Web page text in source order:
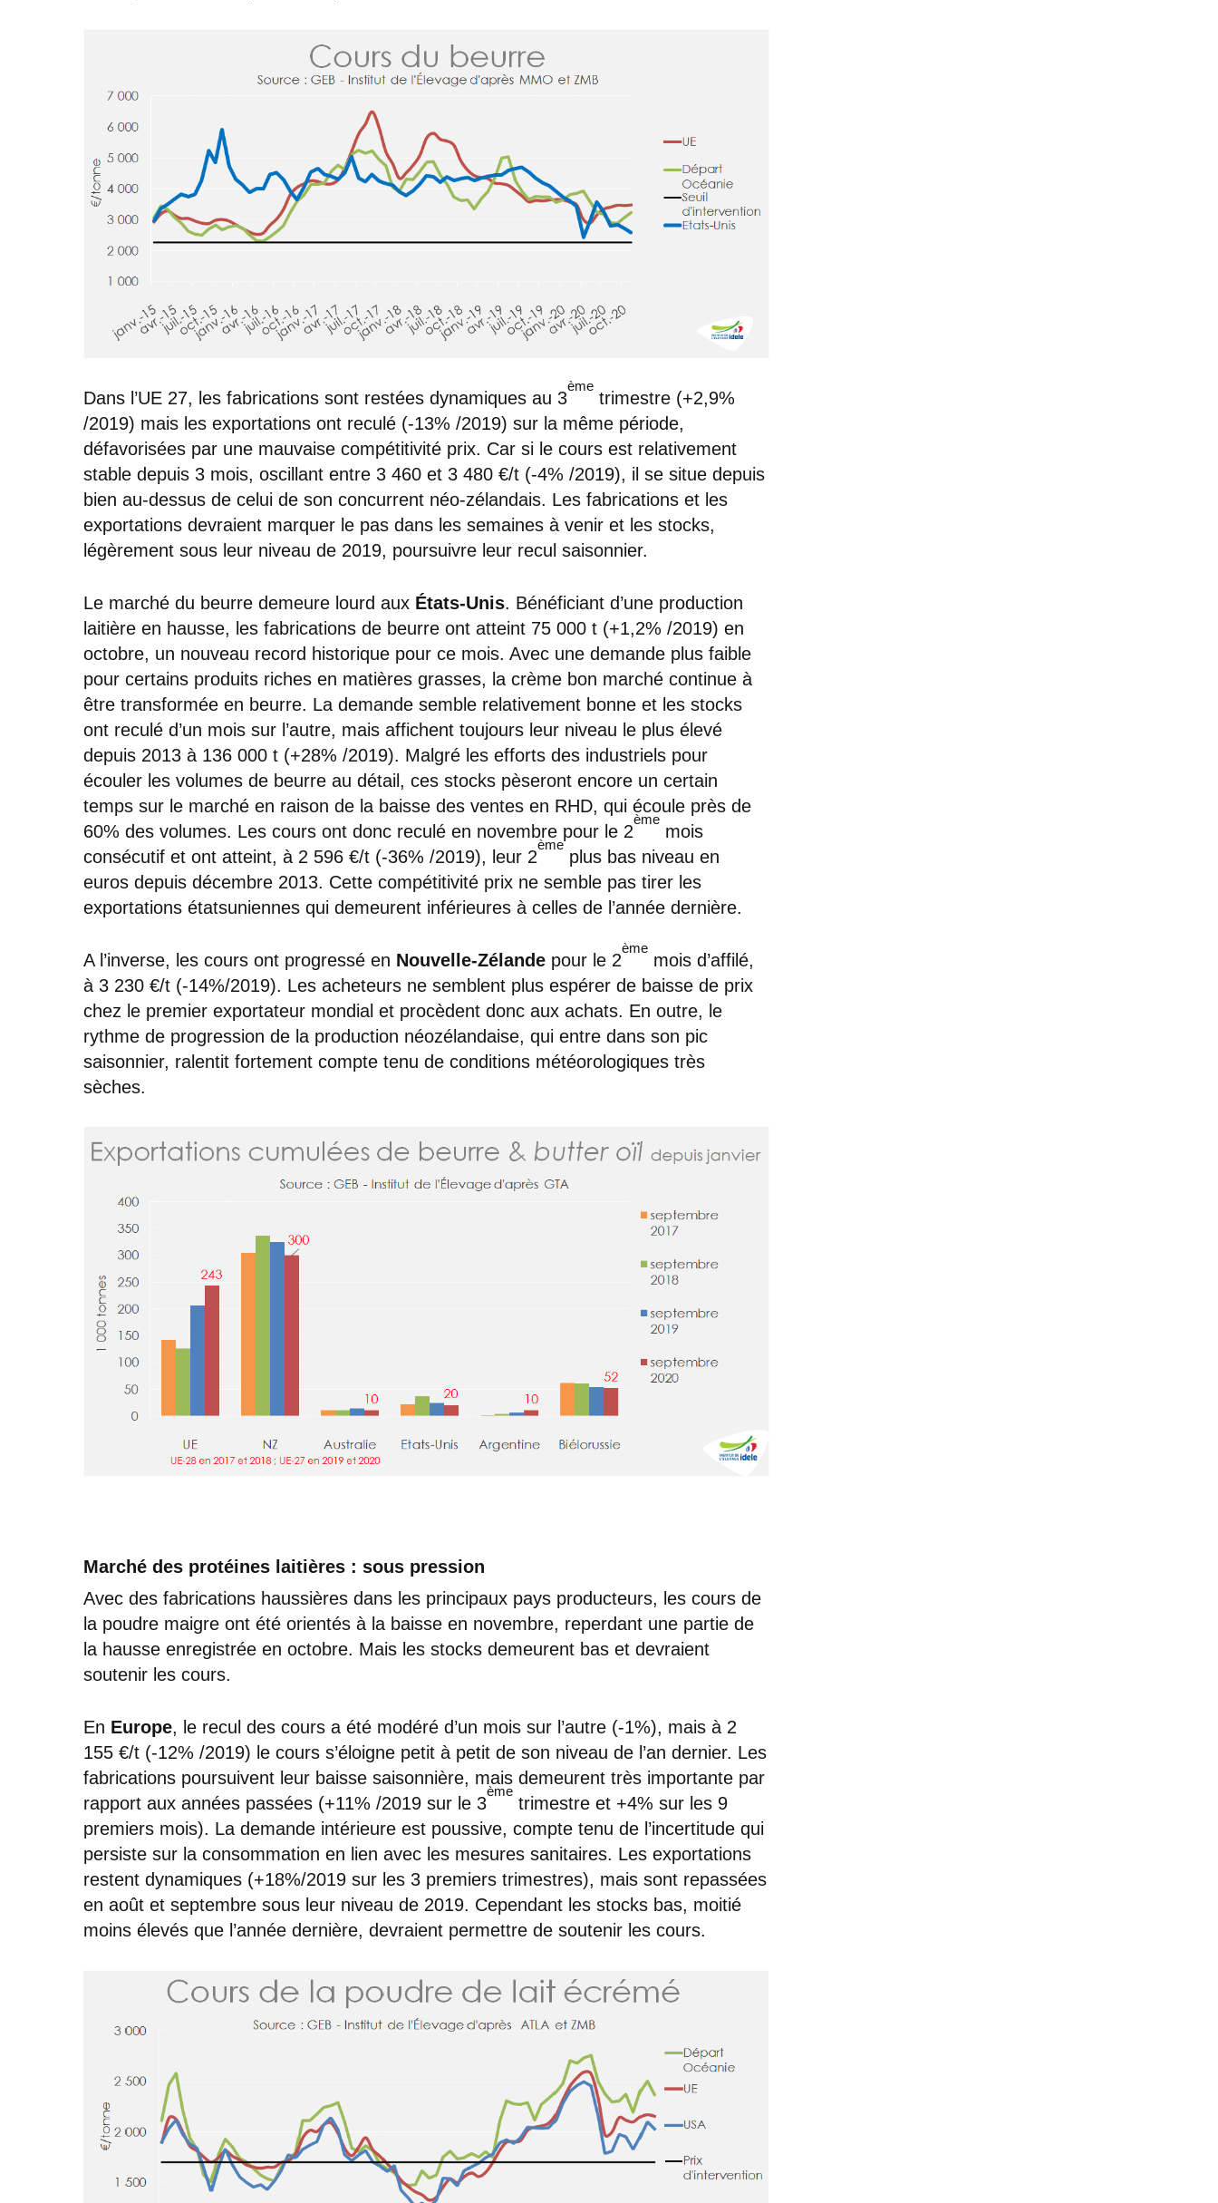
Dans l’UE 27, les fabrications sont restées dynamiques au 3
ème
trimestre (+2,9%
/2019) mais les exportations ont reculé (-13% /2019) sur la même période,
défavorisées par une mauvaise compétitivité prix. Car si le cours est relativement
stable depuis 3 mois, oscillant entre 3 460 et 3 480 €/t (-4% /2019), il se situe depuis
bien au-dessus de celui de son concurrent néo-zélandais. Les fabrications et les
exportations devraient marquer le pas dans les semaines à venir et les stocks,
légèrement sous leur niveau de 2019, poursuivre leur recul saisonnier.
Le marché du beurre demeure lourd aux États-Unis. Bénéficiant d’une production
laitière en hausse, les fabrications de beurre ont atteint 75 000 t (+1,2% /2019) en
octobre, un nouveau record historique pour ce mois. Avec une demande plus faible
pour certains produits riches en matières grasses, la crème bon marché continue à
être transformée en beurre. La demande semble relativement bonne et les stocks
ont reculé d’un mois sur l’autre, mais affichent toujours leur niveau le plus élevé
depuis 2013 à 136 000 t (+28% /2019). Malgré les efforts des industriels pour
écouler les volumes de beurre au détail, ces stocks pèseront encore un certain
temps sur le marché en raison de la baisse des ventes en RHD, qui écoule près de
60% des volumes. Les cours ont donc reculé en novembre pour le 2
ème
mois
consécutif et ont atteint, à 2 596 €/t (-36% /2019), leur 2
ème
plus bas niveau en
euros depuis décembre 2013. Cette compétitivité prix ne semble pas tirer les
exportations étatsuniennes qui demeurent inférieures à celles de l’année dernière.
A l’inverse, les cours ont progressé en Nouvelle-Zélande pour le 2
ème
mois d’affilé,
à 3 230 €/t (-14%/2019). Les acheteurs ne semblent plus espérer de baisse de prix
chez le premier exportateur mondial et procèdent donc aux achats. En outre, le
rythme de progression de la production néozélandaise, qui entre dans son pic
saisonnier, ralentit fortement compte tenu de conditions météorologiques très
sèches.
Marché des protéines laitières : sous pression
Avec des fabrications haussières dans les principaux pays producteurs, les cours de
la poudre maigre ont été orientés à la baisse en novembre, reperdant une partie de
la hausse enregistrée en octobre. Mais les stocks demeurent bas et devraient
soutenir les cours.
En Europe, le recul des cours a été modéré d’un mois sur l’autre (-1%), mais à 2
155 €/t (-12% /2019) le cours s’éloigne petit à petit de son niveau de l’an dernier. Les
fabrications poursuivent leur baisse saisonnière, mais demeurent très importante par
rapport aux années passées (+11% /2019 sur le 3
ème
trimestre et +4% sur les 9
premiers mois). La demande intérieure est poussive, compte tenu de l’incertitude qui
persiste sur la consommation en lien avec les mesures sanitaires. Les exportations
restent dynamiques (+18%/2019 sur les 3 premiers trimestres), mais sont repassées
en août et septembre sous leur niveau de 2019. Cependant les stocks bas, moitié
moins élevés que l’année dernière, devraient permettre de soutenir les cours.